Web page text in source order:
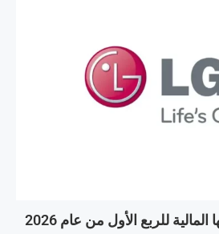
للربع الأول من عام 2026